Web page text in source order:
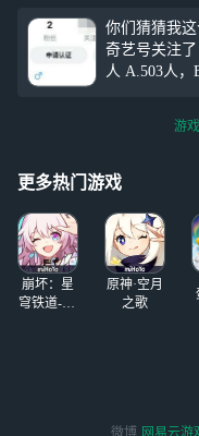
套生日套给新
套拿蛋糕的，
行，我自己很
你们猜猜我这
奇艺号关注了
人 A.503人，B.50
506人，心想
S：你们肯定
么（但我可不
游
更多热门游戏
崩坏：星
穹铁道-4.4
原神·空月
之歌